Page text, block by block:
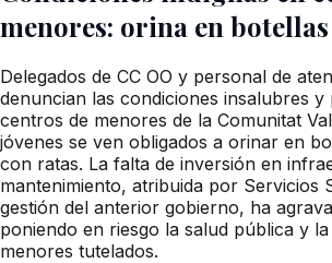
menores: orina en
Delegados de CC OO y personal de
denuncian las condiciones insalubres y
centros de menores de la Comunitat
jóvenes se ven obligados a orinar en
con ratas. La falta de inversión en
mantenimiento, atribuida por Servicios
gestión del anterior gobierno, ha
poniendo en riesgo la salud pública y la
menores tutelados.